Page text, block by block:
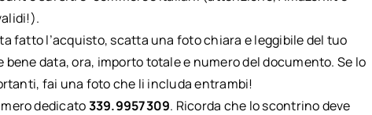
fatto l’acquisto, scatta una foto chiara e leggibile del tuo
data, ora, importo totale e numero del documento. Se lo
fai una foto che li includa entrambi!
dedicato339.9957309. Ricorda che lo scontrino deve